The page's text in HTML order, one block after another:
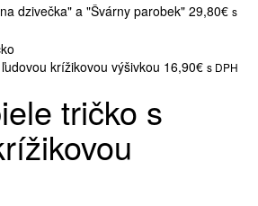
dzivečka" a "Švárny parobek" 29,80€ s
krížikovou výšivkou 16,90€ s DPH
tričko s